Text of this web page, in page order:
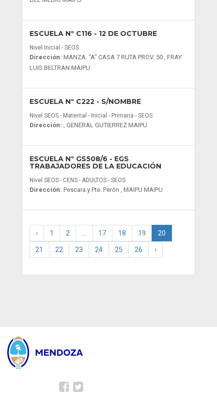
ESCUELA Nº C116 - 12 DE OCTUBRE
Nivel Inicial - SEOS
Dirección: MANZA. "A" CASA 7 RUTA PROV. 50 , FRAY
LUIS BELTRAN MAIPU
ESCUELA Nº C222 - S/NOMBRE
Nivel SEOS - Maternal - Inicial - Primaria - SEOS
Dirección: , GENERAL GUTIERREZ MAIPU
ESCUELA Nº GS508/6 - EGS
TRABAJADORES DE LA EDUCACIÓN
Nivel SEOS - CENS - ADULTOS - SEOS
Dirección: Pescara y Pte. Perón , MAIPU MAIPU
‹ 1 2 17 18 19 20
21 22 23 24 25 26 ›